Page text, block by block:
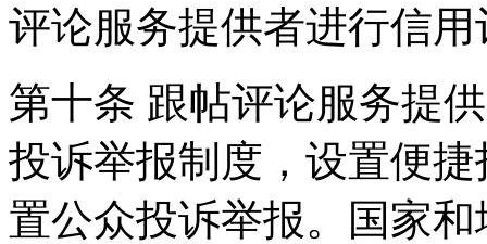
评论服务提供者进行信用
第十条 跟帖评论服务提
投诉举报制度，设置便
置公众投诉举报。国家